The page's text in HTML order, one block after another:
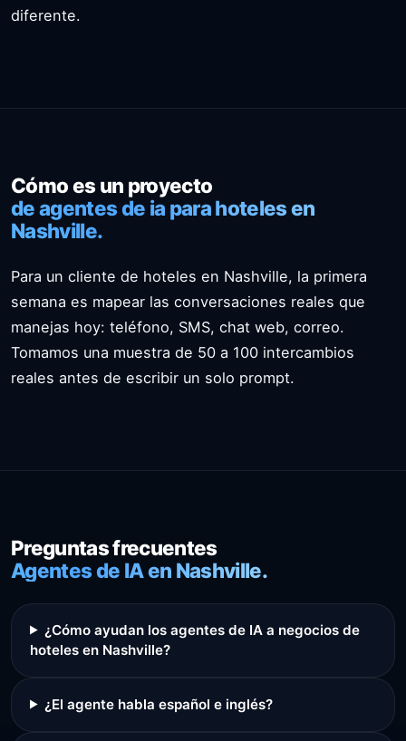
diferente.
Cómo es un proyecto
de agentes de ia para hoteles en
Nashville.
Para un cliente de hoteles en Nashville, la primera
semana es mapear las conversaciones reales que
manejas hoy: teléfono, SMS, chat web, correo.
Tomamos una muestra de 50 a 100 intercambios
reales antes de escribir un solo prompt.
Preguntas frecuentes
Agentes de IA en Nashville.
¿Cómo ayudan los agentes de IA a negocios de
hoteles en Nashville?
¿El agente habla español e inglés?